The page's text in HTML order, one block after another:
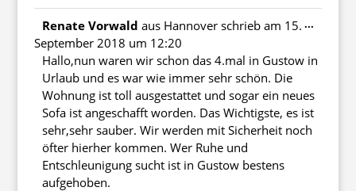
Renate Vorwald aus Hannover schrieb am 15.
September 2018 um 12:20
Hallo,nun waren wir schon das 4.mal in Gustow in
Urlaub und es war wie immer sehr schön. Die
Wohnung ist toll ausgestattet und sogar ein neues
Sofa ist angeschafft worden. Das Wichtigste, es ist
sehr,sehr sauber. Wir werden mit Sicherheit noch
öfter hierher kommen. Wer Ruhe und
Entschleunigung sucht ist in Gustow bestens
aufgehoben.
...